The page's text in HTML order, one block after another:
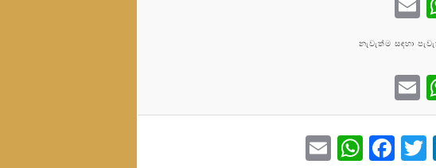
නැවැත්ම සඳහා
Email